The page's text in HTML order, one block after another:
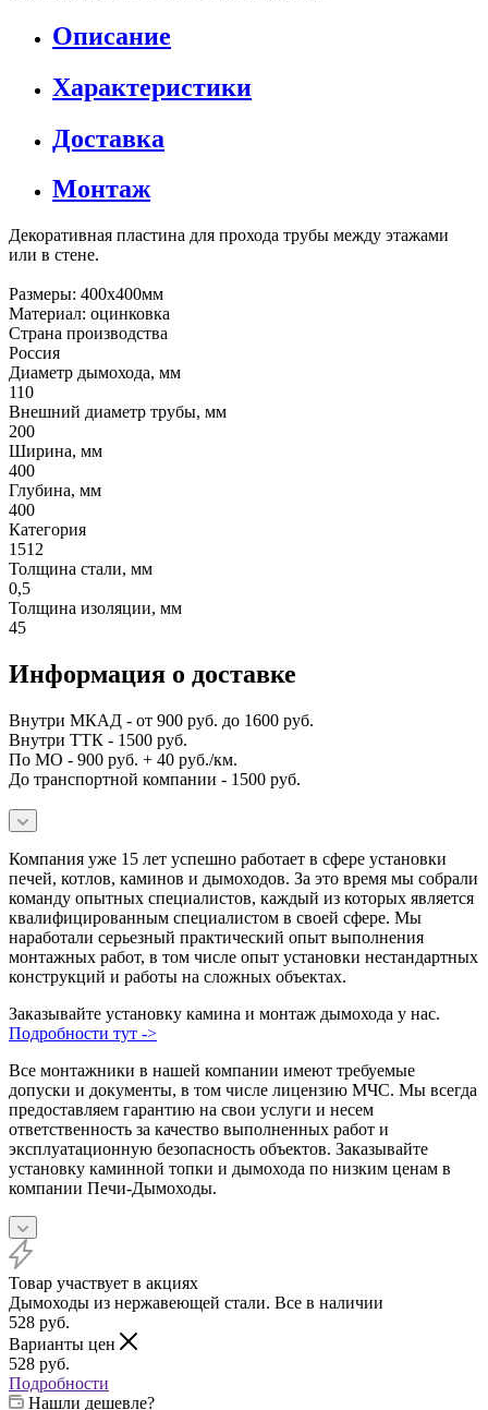
Описание
Характеристики
Доставка
Монтаж
Декоративная пластина для прохода трубы между этажами
или в стене.
Размеры: 400х400мм
Материал: оцинковка
Страна производства
Россия
Диаметр дымохода, мм
110
Внешний диаметр трубы, мм
200
Ширина, мм
400
Глубина, мм
400
Категория
1512
Толщина стали, мм
0,5
Толщина изоляции, мм
45
Информация о доставке
Внутри МКАД - от 900 руб. до 1600 руб.
Внутри ТТК - 1500 руб.
По МО - 900 руб. + 40 руб./км.
До транспортной компании - 1500 руб.
Компания уже 15 лет успешно работает в сфере установки
печей, котлов, каминов и дымоходов. За это время мы собрали
команду опытных специалистов, каждый из которых является
квалифицированным специалистом в своей сфере. Мы
наработали серьезный практический опыт выполнения
монтажных работ, в том числе опыт установки нестандартных
конструкций и работы на сложных объектах.
Заказывайте установку камина и монтаж дымохода у нас.
Подробности тут ->
Все монтажники в нашей компании имеют требуемые
допуски и документы, в том числе лицензию МЧС. Мы всегда
предоставляем гарантию на свои услуги и несем
ответственность за качество выполненных работ и
эксплуатационную безопасность объектов. Заказывайте
установку каминной топки и дымохода по низким ценам в
компании Печи-Дымоходы.
Товар участвует в акциях
Дымоходы из нержавеющей стали. Все в наличии
528 руб.
Варианты цен
528 руб.
Подробности
Нашли дешевле?